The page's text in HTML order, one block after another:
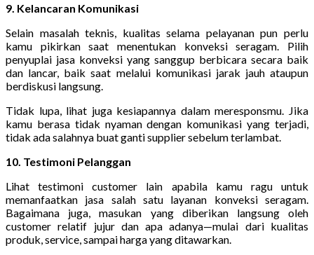
9. Kelancaran Komunikasi
Selain masalah teknis, kualitas selama pelayanan pun perlu
kamu pikirkan saat menentukan konveksi seragam. Pilih
penyuplai jasa konveksi yang sanggup berbicara secara baik
dan lancar, baik saat melalui komunikasi jarak jauh ataupun
berdiskusi langsung.
Tidak lupa, lihat juga kesiapannya dalam meresponsmu. Jika
kamu berasa tidak nyaman dengan komunikasi yang terjadi,
tidak ada salahnya buat ganti supplier sebelum terlambat.
10. Testimoni Pelanggan
Lihat testimoni customer lain apabila kamu ragu untuk
memanfaatkan jasa salah satu layanan konveksi seragam.
Bagaimana juga, masukan yang diberikan langsung oleh
customer relatif jujur dan apa adanya—mulai dari kualitas
produk, service, sampai harga yang ditawarkan.